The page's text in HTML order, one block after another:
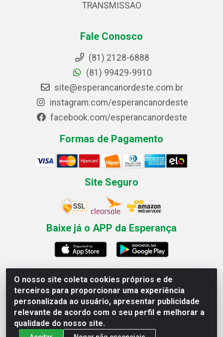
O nosso site coleta cookies próprios e de
terceiros para proporcionar uma experiência
personalizada ao usuário, apresentar publicidade
relevante de acordo com o seu perfil e melhorar a
qualidade do nosso site.
TRANSMISSAO
Fale Conosco
(81) 2128-6888
(81) 99429-9910
site@esperancanordeste.com.br
instagram.com/esperancanordeste
facebook.com/esperancanordeste
Formas de Pagamento
Site Seguro
Baixe já o APP da Esperança
Esperança Nordeste - Rua Professor Caldas Filho, 291 -
Estância - Recife / PE CEP: 50771-335 - CNPJ
03.666.136/0001-23